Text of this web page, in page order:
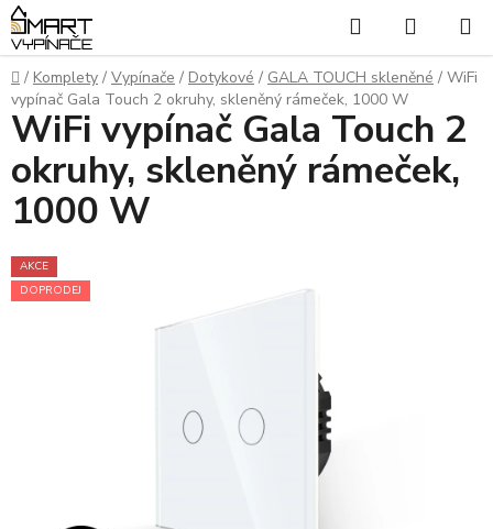
Přejít
na
obsah
Hledat
KOŠÍK
Domů
/ Komplety / Vypínače / Dotykové / GALA TOUCH skleněné / WiFi
vypínač Gala Touch 2 okruhy, skleněný rámeček, 1000 W
WiFi vypínač Gala Touch 2
okruhy, skleněný rámeček,
1000 W
AKCE
DOPRODEJ